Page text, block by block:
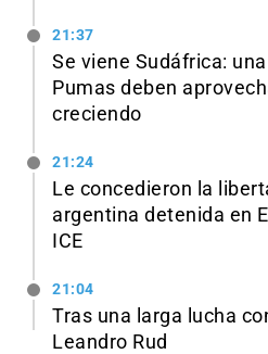
21:37
Se viene Sudáfrica:
Pumas deben
creciendo
21:24
Le concedieron la
argentina detenida en
ICE
21:04
Tras una larga lucha
Leandro Rud